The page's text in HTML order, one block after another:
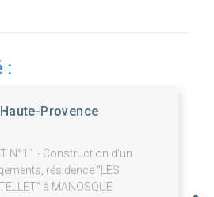
:
Provence
N°11 - Construction d'un
résidence "LES
à MANOSQUE